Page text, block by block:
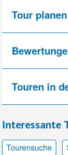
Tour
Touren in
Interessante
Tourensuche